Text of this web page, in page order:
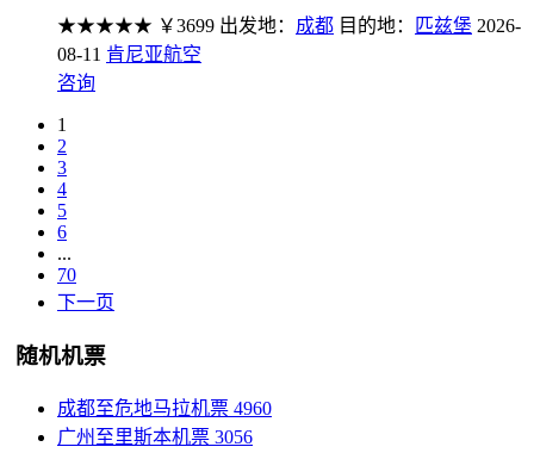
★★★★★ ￥3699 出发地： 成都 目的地： 匹兹堡 2026-
08-11 肯尼亚航空
咨询
1
2
3
4
5
6
...
70
下一页
随机机票
成都至危地马拉机票 4960
广州至里斯本机票 3056